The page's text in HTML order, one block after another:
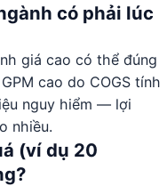
có phải lúc
giá cao có thể đúng
cao do COGS tính
nguy hiểm — lợi
nhiều.
(ví dụ 20